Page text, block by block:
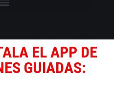
EL APP DE
GUIADAS: